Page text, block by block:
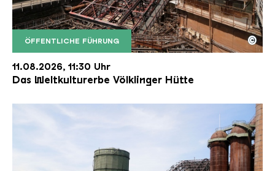
ÖFFENTLICHE FÜHRUNG
Der Erzschrägaufzug der Völklinger Hütte mit
Copyright: Weltkulturerbe Völklinger Hütte | Karl
©
11.08.2026, 11:30 Uhr
Das Weltkulturerbe Völklinger Hütte